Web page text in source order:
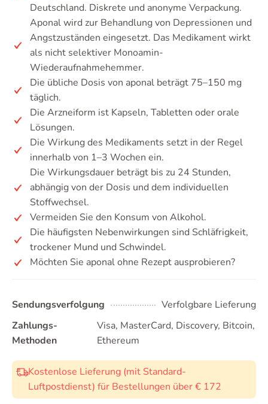
Deutschland. Diskrete und anonyme Verpackung.
Aponal wird zur Behandlung von Depressionen und
Angstzuständen eingesetzt. Das Medikament wirkt
als nicht selektiver Monoamin-
Wiederaufnahmehemmer.
Die übliche Dosis von aponal beträgt 75–150 mg
täglich.
Die Arzneiform ist Kapseln, Tabletten oder orale
Lösungen.
Die Wirkung des Medikaments setzt in der Regel
innerhalb von 1–3 Wochen ein.
Die Wirkungsdauer beträgt bis zu 24 Stunden,
abhängig von der Dosis und dem individuellen
Stoffwechsel.
Vermeiden Sie den Konsum von Alkohol.
Die häufigsten Nebenwirkungen sind Schläfrigkeit,
trockener Mund und Schwindel.
Möchten Sie aponal ohne Rezept ausprobieren?
Sendungsverfolgung
Verfolgbare Lieferung
Zahlungs-
Methoden
Visa, MasterCard, Discovery, Bitcoin,
Ethereum
Kostenlose Lieferung (mit Standard-
Luftpostdienst) für Bestellungen über € 172